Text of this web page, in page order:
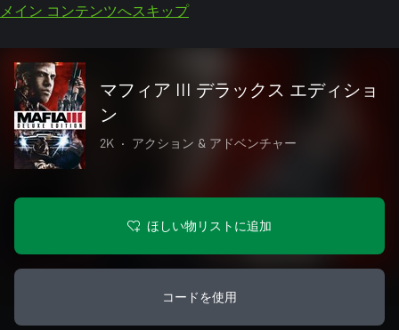
メイン コンテンツへスキップ
マフィア III デラックス エディショ
ン
2K • アクション & アドベンチャー
ほしい物リストに追加
コードを使用